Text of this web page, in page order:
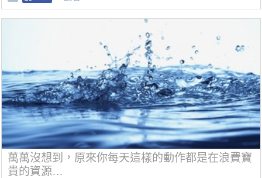
萬萬沒想到，原來你每天這樣的動作都是在浪費寶
貴的資源…